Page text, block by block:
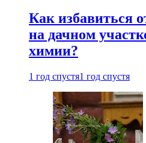
Как избавиться
на дачном
химии?
1 год спустя1 год спустя